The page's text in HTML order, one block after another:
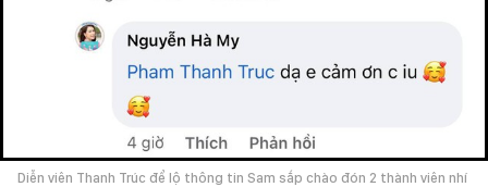
Diễn viên Thanh Trúc để lộ thông tin Sam sắp chào đón 2 thành viên nhí